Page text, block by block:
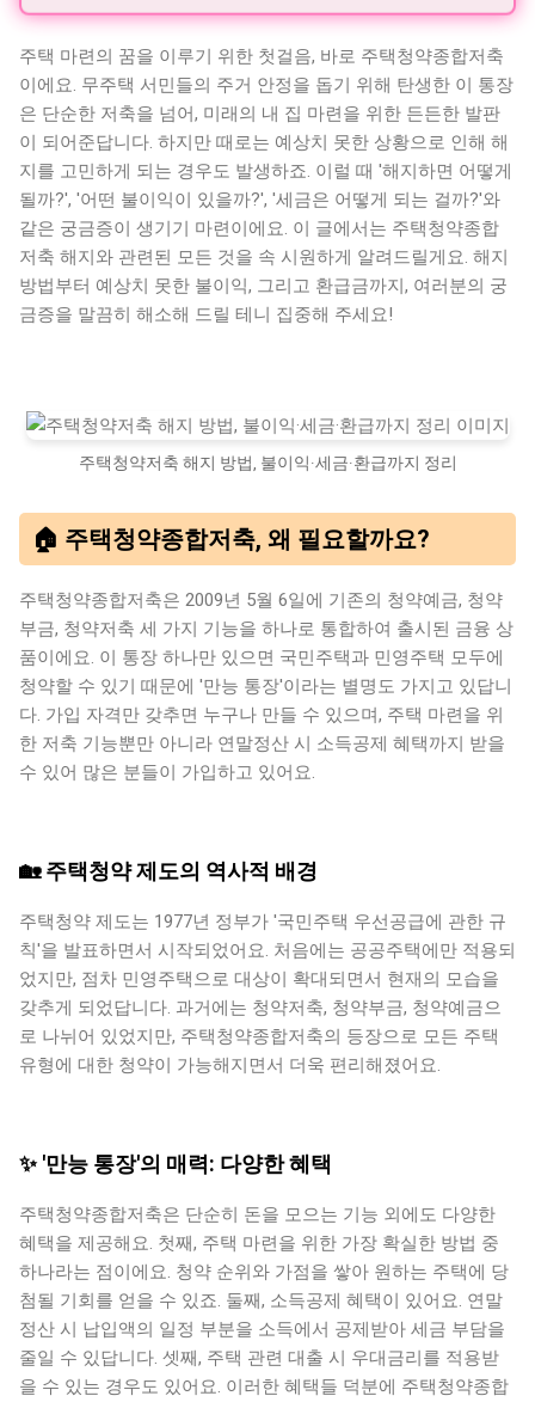
주택 마련의 꿈을 이루기 위한 첫걸음, 바로 주택청약종합저축
이에요. 무주택 서민들의 주거 안정을 돕기 위해 탄생한 이 통장
은 단순한 저축을 넘어, 미래의 내 집 마련을 위한 든든한 발판
이 되어준답니다. 하지만 때로는 예상치 못한 상황으로 인해 해
지를 고민하게 되는 경우도 발생하죠. 이럴 때 '해지하면 어떻게
될까?', '어떤 불이익이 있을까?', '세금은 어떻게 되는 걸까?'와
같은 궁금증이 생기기 마련이에요. 이 글에서는 주택청약종합
저축 해지와 관련된 모든 것을 속 시원하게 알려드릴게요. 해지
방법부터 예상치 못한 불이익, 그리고 환급금까지, 여러분의 궁
금증을 말끔히 해소해 드릴 테니 집중해 주세요!
주택청약저축 해지 방법, 불이익·세금·환급까지 정리
🏠 주택청약종합저축, 왜 필요할까요?
주택청약종합저축은 2009년 5월 6일에 기존의 청약예금, 청약
부금, 청약저축 세 가지 기능을 하나로 통합하여 출시된 금융 상
품이에요. 이 통장 하나만 있으면 국민주택과 민영주택 모두에
청약할 수 있기 때문에 '만능 통장'이라는 별명도 가지고 있답니
다. 가입 자격만 갖추면 누구나 만들 수 있으며, 주택 마련을 위
한 저축 기능뿐만 아니라 연말정산 시 소득공제 혜택까지 받을
수 있어 많은 분들이 가입하고 있어요.
🏡 주택청약 제도의 역사적 배경
주택청약 제도는 1977년 정부가 '국민주택 우선공급에 관한 규
칙'을 발표하면서 시작되었어요. 처음에는 공공주택에만 적용되
었지만, 점차 민영주택으로 대상이 확대되면서 현재의 모습을
갖추게 되었답니다. 과거에는 청약저축, 청약부금, 청약예금으
로 나뉘어 있었지만, 주택청약종합저축의 등장으로 모든 주택
유형에 대한 청약이 가능해지면서 더욱 편리해졌어요.
✨ '만능 통장'의 매력: 다양한 혜택
주택청약종합저축은 단순히 돈을 모으는 기능 외에도 다양한
혜택을 제공해요. 첫째, 주택 마련을 위한 가장 확실한 방법 중
하나라는 점이에요. 청약 순위와 가점을 쌓아 원하는 주택에 당
첨될 기회를 얻을 수 있죠. 둘째, 소득공제 혜택이 있어요. 연말
정산 시 납입액의 일정 부분을 소득에서 공제받아 세금 부담을
줄일 수 있답니다. 셋째, 주택 관련 대출 시 우대금리를 적용받
을 수 있는 경우도 있어요. 이러한 혜택들 덕분에 주택청약종합